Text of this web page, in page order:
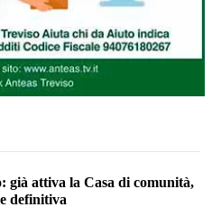
già attiva la Casa di comunità,
definitiva